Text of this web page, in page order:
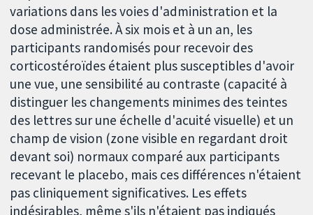
variations dans les voies d'administration et la
dose administrée. À six mois et à un an, les
participants randomisés pour recevoir des
corticostéroïdes étaient plus susceptibles d'avoir
une vue, une sensibilité au contraste (capacité à
distinguer les changements minimes des teintes
des lettres sur une échelle d'acuité visuelle) et un
champ de vision (zone visible en regardant droit
devant soi) normaux comparé aux participants
recevant le placebo, mais ces différences n'étaient
pas cliniquement significatives. Les effets
indésirables, même s'ils n'étaient pas indiqués